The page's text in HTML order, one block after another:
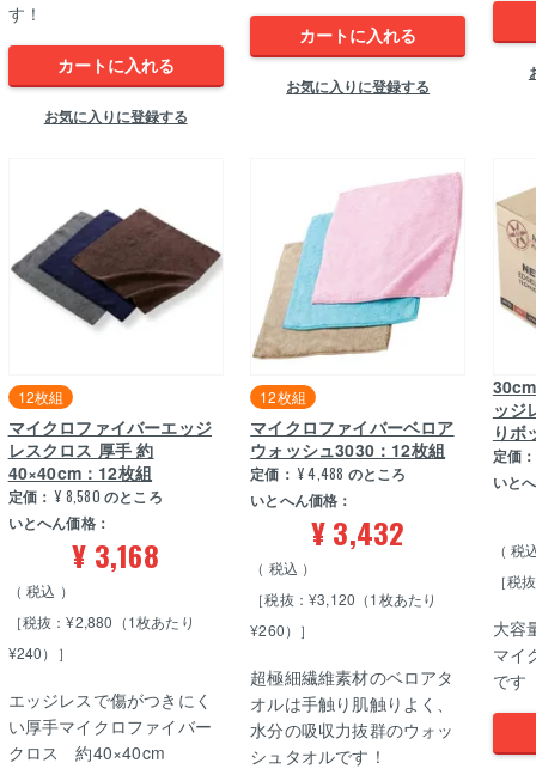
す！
カートに入れる
お気に入りに登録する
カートに入れる
お気に入りに登録する
12枚組
マイクロファイバーエッジ
レスクロス 厚手 約
40×40cm：12枚組
定価： ¥ 8,580 のところ
いとへん価格：
¥ 3,168
税込
［税抜：¥2,880（1枚あたり
¥240）］
エッジレスで傷がつきにく
い厚手マイクロファイバー
クロス 約40×40cm
12枚組
マイクロファイバーベロア
ウォッシュ3030：12枚組
定価： ¥ 4,488 のところ
いとへん価格：
¥3,432
税込
［税抜：¥3,120（1枚あたり
¥260）］
超極細繊維素材のベロアタ
オルは手触り肌触りよく、
水分の吸収力抜群のウォッ
シュタオルです！
ッジ
りボ
定価：
いと
税
［税
大容
マイ
で